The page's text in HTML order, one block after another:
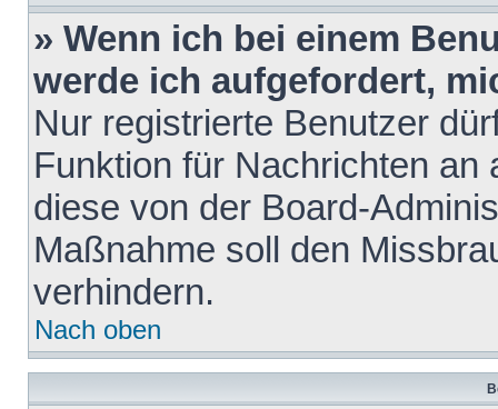
» Wenn ich bei einem
werde ich aufgefordert,
Nur registrierte Benutzer
Funktion für Nachrichten
diese von der Board-
Maßnahme soll den
verhindern.
Nach oben